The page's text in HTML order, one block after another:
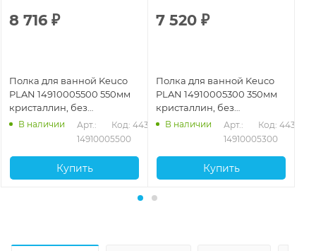
8 716 ₽
Полка для ванной Keuco
PLAN 14910005500 550мм
кристаллин, без
держателя
В наличии
Арт.:
14910005500
Код: 44350
Купить
7 520 ₽
Полка для ванной Keuco
PLAN 14910005300 350мм
кристаллин, без
держателя
В наличии
Арт.:
14910005300
Код: 44349
Купить